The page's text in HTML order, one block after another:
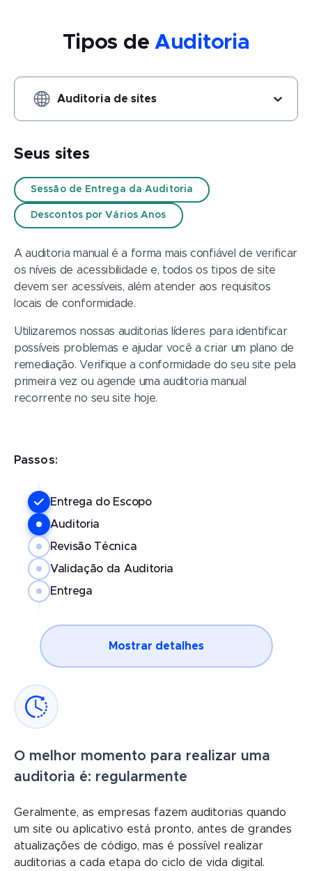
Tipos de Auditoria
Choose Audit type option Auditoria de sites selected
Auditoria de sites
Seus sites
Sessão de Entrega da Auditoria
Descontos por Vários Anos
A auditoria manual é a forma mais confiável de verificar
os níveis de acessibilidade e, todos os tipos de site
devem ser acessíveis, além atender aos requisitos
locais de conformidade.
Utilizaremos nossas auditorias líderes para identificar
possíveis problemas e ajudar você a criar um plano de
remediação. Verifique a conformidade do seu site pela
primeira vez ou agende uma auditoria manual
recorrente no seu site hoje.
Passos:
Entrega do Escopo
Auditoria
Revisão Técnica
Validação da Auditoria
Entrega
Mostrar detalhes
O melhor momento para realizar uma
auditoria é: regularmente
Geralmente, as empresas fazem auditorias quando
um site ou aplicativo está pronto, antes de grandes
atualizações de código, mas é possível realizar
auditorias a cada etapa do ciclo de vida digital.